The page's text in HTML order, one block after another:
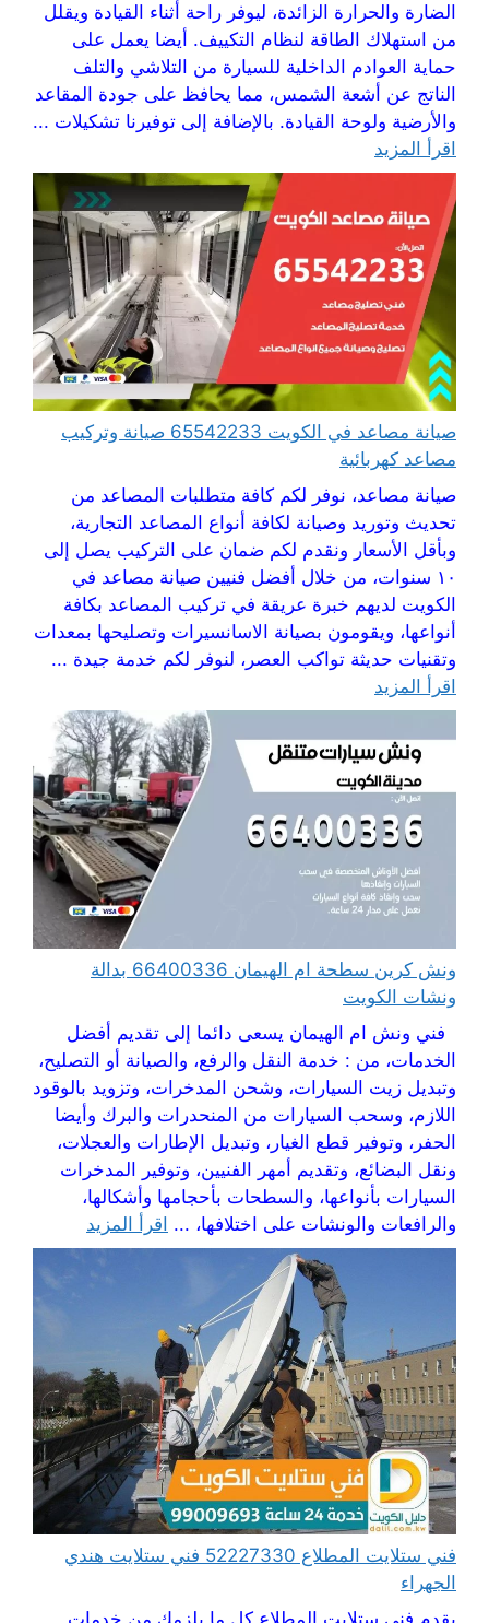
الضارة والحرارة الزائدة، ليوفر راحة أثناء القيادة ويقلل
من استهلاك الطاقة لنظام التكييف. أيضا يعمل على
حماية العوادم الداخلية للسيارة من التلاشي والتلف
الناتج عن أشعة الشمس، مما يحافظ على جودة المقاعد
والأرضية ولوحة القيادة. بالإضافة إلى توفيرنا تشكيلات ...
اقرأ المزيد
صيانة مصاعد في الكويت 65542233 صيانة وتركيب
مصاعد كهربائية
صيانة مصاعد، نوفر لكم كافة متطلبات المصاعد من
تحديث وتوريد وصيانة لكافة أنواع المصاعد التجارية،
وبأقل الأسعار ونقدم لكم ضمان على التركيب يصل إلى
١٠ سنوات، من خلال أفضل فنيين صيانة مصاعد في
الكويت لديهم خبرة عريقة في تركيب المصاعد بكافة
أنواعها، ويقومون بصيانة الاسانسيرات وتصليحها بمعدات
وتقنيات حديثة تواكب العصر، لنوفر لكم خدمة جيدة ...
اقرأ المزيد
ونش كرين سطحة ام الهيمان 66400336 بدالة
ونشات الكويت
فني ونش ام الهيمان يسعى دائما إلى تقديم أفضل
الخدمات، من : خدمة النقل والرفع، والصيانة أو التصليح،
وتبديل زيت السيارات، وشحن المدخرات، وتزويد بالوقود
اللازم، وسحب السيارات من المنحدرات والبرك وأيضا
الحفر، وتوفير قطع الغيار، وتبديل الإطارات والعجلات،
ونقل البضائع، وتقديم أمهر الفنيين، وتوفير المدخرات
السيارات بأنواعها، والسطحات بأحجامها وأشكالها،
والرافعات والونشات على اختلافها، ... اقرأ المزيد
فني ستلايت المطلاع 52227330 فني ستلايت هندي
الجهراء